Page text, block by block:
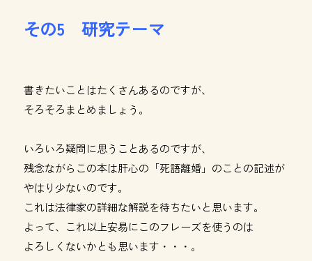
その5 研究テーマ
書きたいことはたくさんあるのですが、
そろそろまとめましょう。
いろいろ疑問に思うことあるのですが、
残念ながらこの本は肝心の「死語離婚」のことの記述が
やはり少ないのです。
これは法律家の詳細な解説を待ちたいと思います。
よって、これ以上安易にこのフレーズを使うのは
よろしくないかとも思います・・・。